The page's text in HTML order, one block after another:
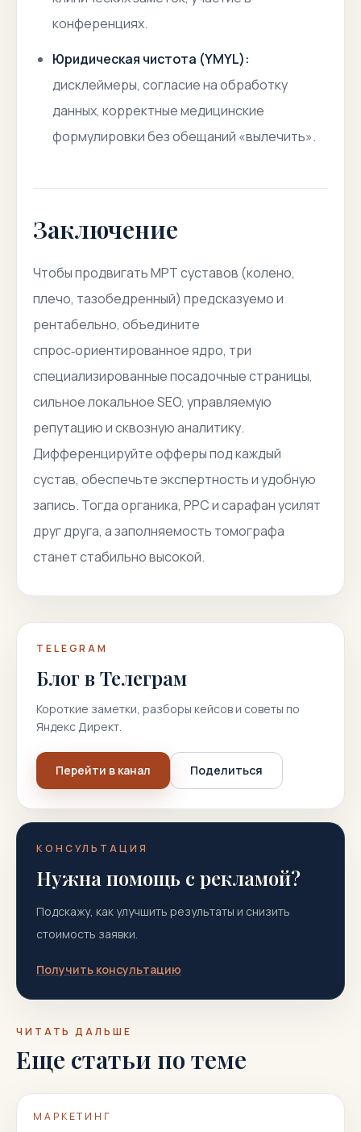
конференциях.
Юридическая чистота (YMYL):
дисклеймеры, согласие на обработку
данных, корректные медицинские
формулировки без обещаний «вылечить».
Заключение
Чтобы продвигать МРТ суставов (колено,
плечо, тазобедренный) предсказуемо и
рентабельно, объедините
спрос‑ориентированное ядро, три
специализированные посадочные страницы,
сильное локальное SEO, управляемую
репутацию и сквозную аналитику.
Дифференцируйте офферы под каждый
сустав, обеспечьте экспертность и удобную
запись. Тогда органика, PPC и сарафан усилят
друг друга, а заполняемость томографа
станет стабильно высокой.
TELEGRAM
Блог в Телеграм
Короткие заметки, разборы кейсов и советы по
Яндекс Директ.
Перейти в канал Поделиться
КОНСУЛЬТАЦИЯ
Нужна помощь с рекламой?
Подскажу, как улучшить результаты и снизить
стоимость заявки.
Получить консультацию
ЧИТАТЬ ДАЛЬШЕ
Еще статьи по теме
МАРКЕТИНГ